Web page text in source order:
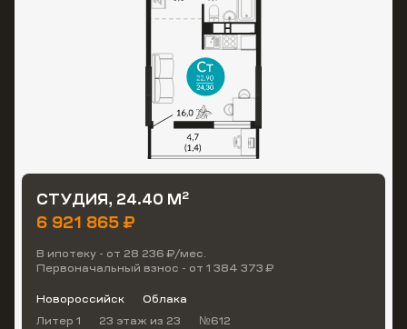
СТУДИЯ, 24.40 М2
6 921 865 ₽
В ипотеку - от 28 236 ₽/мес.
Первоначальный взнос - от 1 384 373 ₽
Новороссийск
Облака
Литер 1
23 этаж из 23 №612